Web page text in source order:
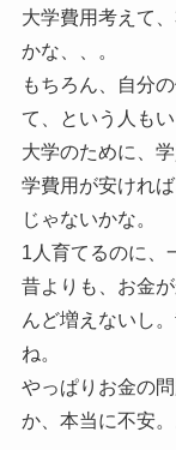
大学費用考えて
かな、、。
もちろん、自分
て、という人もい
大学のために、
学費用が安けれ
じゃないかな。
1人育てるのに、
昔よりも、お金
んど増えないし
ね。
やっぱりお金の
か、本当に不安。